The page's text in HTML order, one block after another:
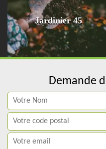
Jardinier 45
Demande